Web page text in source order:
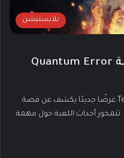
بلايستيشن
تأكيد موعد صدور لعبة Quantum Error
قدّم فريق التطوير TeamKill Media عرضًا جديدًا يكشف عن قصة
لعبتهم القادمة Quantum Error. تتمحور أحداث اللعبة حول مهمة